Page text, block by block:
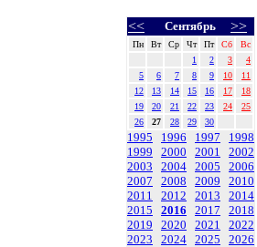
<< Сентябрь >>
Пн Вт Ср Чт Пт Сб
Вс
1
2 3
4
5
6 7 8 9 10
11
12
13 14 15 16 17
18
19
20 21 22 23 24
25
26
27 28 29 30
1995 1996 1997
1998
1999
2000 2001
2002
2003
2004 2005
2006
2007
2008 2009
2010
2011
2012 2013
2014
2015
2016 2017
2018
2019
2020 2021
2022
2023
2024 2025 2026